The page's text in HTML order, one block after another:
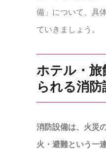
備」について、具
ていきましょう。
ホテル・旅
られる消防
消防設備は、火災
火・避難という一